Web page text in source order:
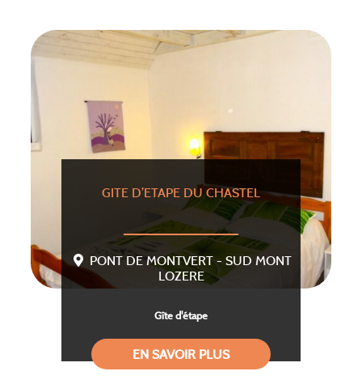
GITE D’ETAPE DU CHASTEL
PONT DE MONTVERT - SUD MONT
LOZERE
Gîte d'étape
EN SAVOIR PLUS